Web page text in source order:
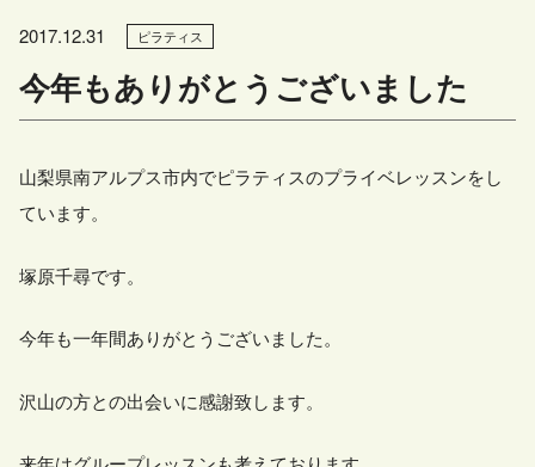
2017.12.31 ピラティス
今年もありがとうございました
山梨県南アルプス市内でピラティスのプライベレッスンをし
ています。
塚原千尋です。
今年も一年間ありがとうございました。
沢山の方との出会いに感謝致します。